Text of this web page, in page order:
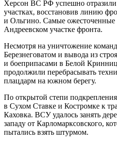
Херсон ВС РФ успешно отразили
участках, восстановив линию
и Ольгино. Самые ожесточенные
Андреевском участке фронта.
Несмотря на уничтожение
Березнеговатом и вывода из
и боеприпасами в Белой
продолжили перебрасывать
плацдарм на южном берегу.
По открытой степи
в Сухом Ставке и Костромке к
Каховка. ВСУ удалось занять
западу от Карломарксовского,
пытались взять штурмом.